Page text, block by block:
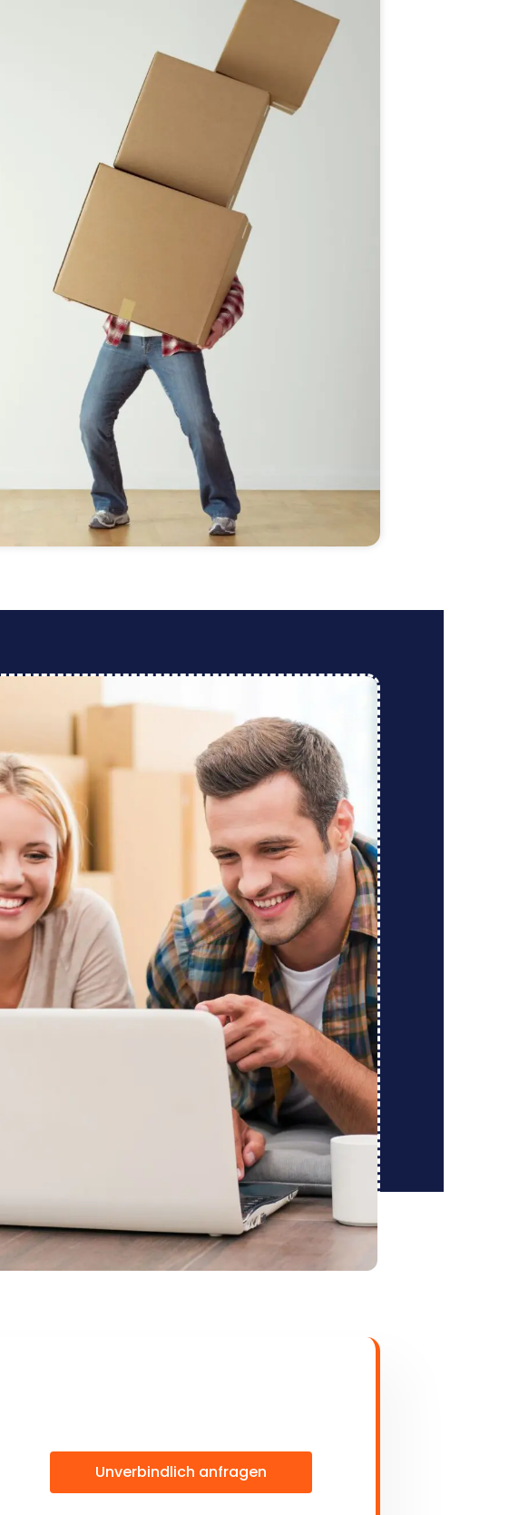
Unverbindlich anfragen